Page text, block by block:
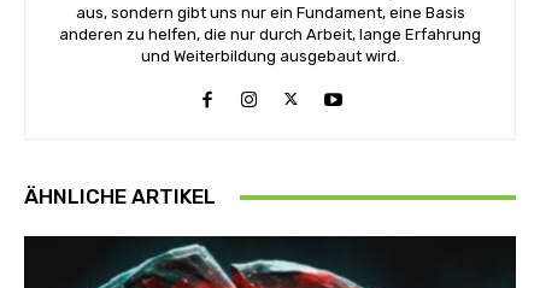
aus, sondern gibt uns nur ein Fundament, eine Basis
anderen zu helfen, die nur durch Arbeit, lange Erfahrung
und Weiterbildung ausgebaut wird.
ÄHNLICHE ARTIKEL